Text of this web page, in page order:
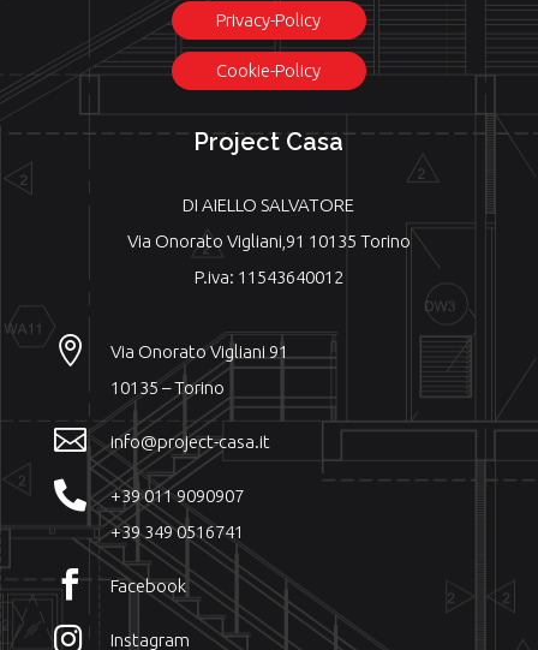
Privacy-Policy
Cookie-Policy
Project Casa
DI AIELLO SALVATORE
Via Onorato Vigliani,91 10135 Torino
P.iva: 11543640012

Via Onorato Vigliani 91
10135 – Torino
 info@project-casa.it

+39 011 9090907
+39 349 0516741
 Facebook
 Instagram